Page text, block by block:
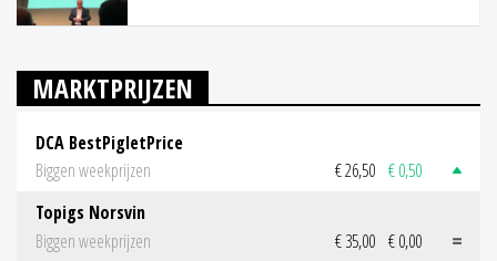
MARKTPRIJZEN
DCA BestPigletPrice
Biggen weekprijzen
€ 26,50 € 0,50
Topigs Norsvin
Biggen weekprijzen
€ 35,00 € 0,00